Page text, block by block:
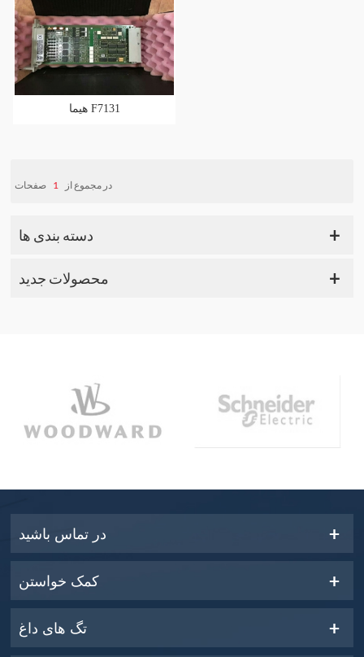
هیما F7131
در مجموع از 1 صفحات
دسته بندی ها
محصولات جدید
در تماس باشید
کمک خواستن
تگ های داغ